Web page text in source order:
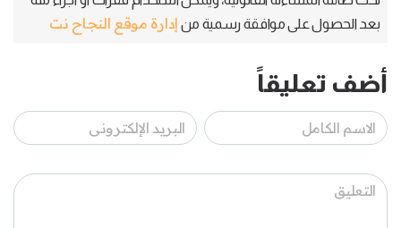
بعد الحصول على موافقة رسمية من إدارة موقع النجاح نت
أضف تعليقاً